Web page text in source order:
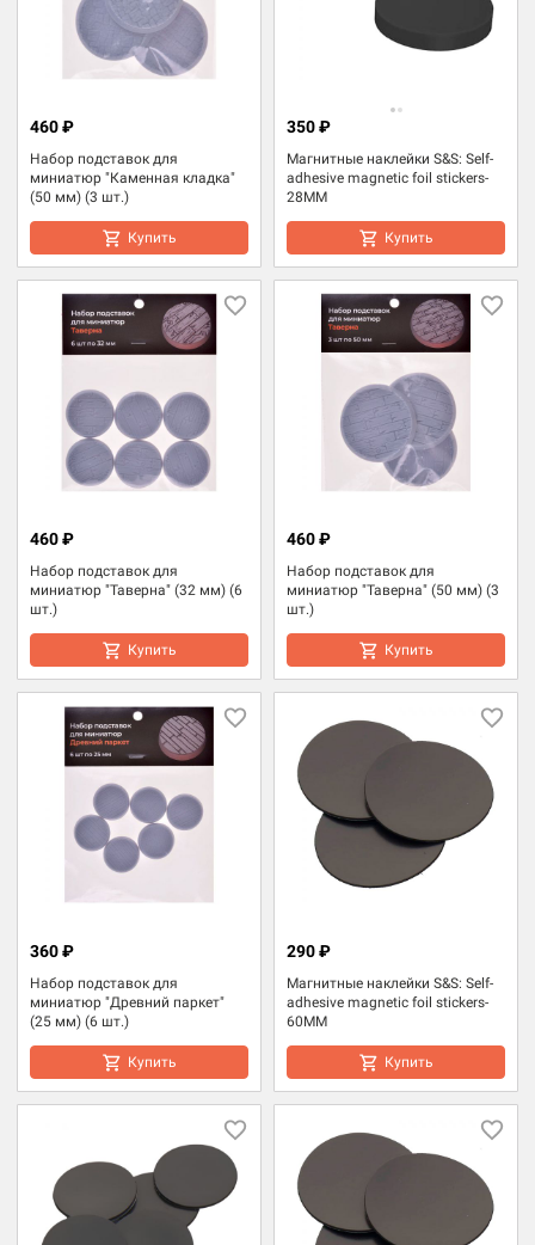
Набор подставок для
миниатюр "Каменная кладка"
(50 мм) (3 шт.)
460 ₽
Купить
Магнитные наклейки S&S: Self-
adhesive magnetic foil stickers-
28MM
350 ₽
Купить
Набор подставок для
миниатюр "Таверна" (32 мм) (6
шт.)
460 ₽
Купить
Набор подставок для
миниатюр "Таверна" (50 мм) (3
шт.)
460 ₽
Купить
Набор подставок для
миниатюр "Древний паркет"
(25 мм) (6 шт.)
360 ₽
Купить
Магнитные наклейки S&S: Self-
adhesive magnetic foil stickers-
60MM
290 ₽
Купить